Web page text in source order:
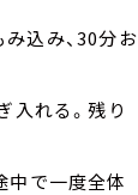
込み、30分お
入れる。残り
中で一度全体